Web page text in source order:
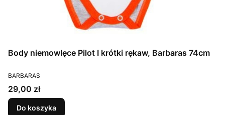
Body niemowlęce Pilot I krótki rękaw, Barbaras 74cm
PRODUCENT
BARBARAS
Cena
29,00 zł
Do koszyka